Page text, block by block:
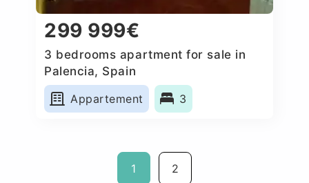
299 999€
3 bedrooms apartment for sale in
Palencia, Spain
Appartement
3
1 2